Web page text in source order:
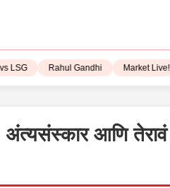
Rahul Gandhi Market Live!
आणि तेरावं